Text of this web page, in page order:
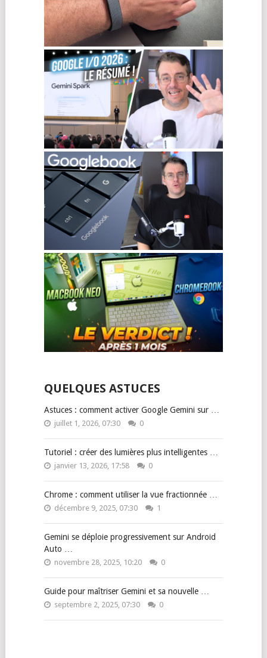
QUELQUES ASTUCES
Astuces : comment activer Google Gemini sur …
juillet 1, 2026, 07:30 0
Tutoriel : créer des lumières plus intelligentes …
janvier 13, 2026, 17:58 0
Chrome : comment utiliser la vue fractionnée …
décembre 9, 2025, 07:30 1
Gemini se déploie progressivement sur Android
Auto …
novembre 28, 2025, 10:20 0
Guide pour maîtriser Gemini et sa nouvelle …
septembre 2, 2025, 07:30 0